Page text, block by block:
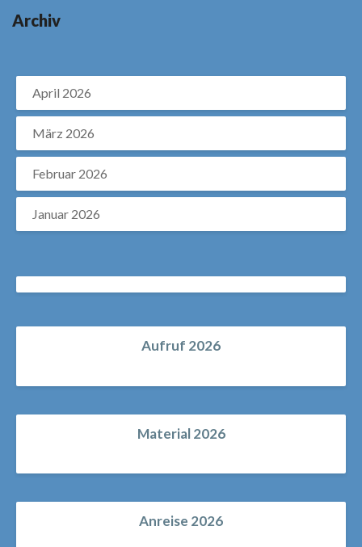
Archiv
April 2026
März 2026
Februar 2026
Januar 2026
Aufruf 2026
Material 2026
Anreise 2026